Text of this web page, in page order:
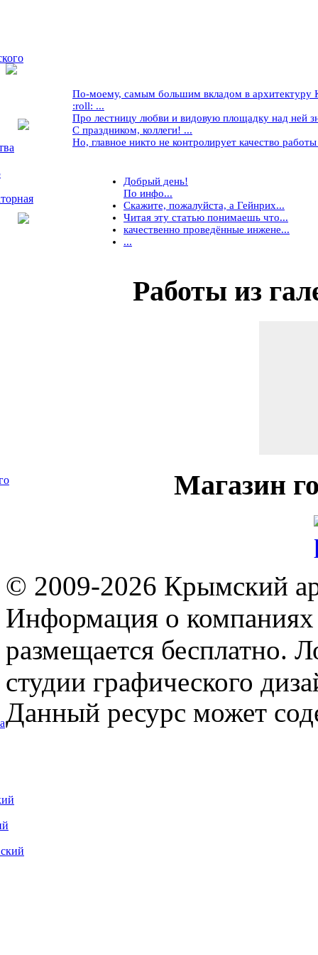
По-моему, самым большим вкладом в архитектуру
:roll: ...
Про лестницу любви и видовую площадку над ней
С праздником, коллеги! ...
Но, главное никто не контролирует качество
Добрый день!
По инфо...
Скажите, пожалуйста, а Гейнрих...
Читая эту статью понимаешь что...
качественно проведённые инжене...
...
Работыиз
Магазин
© 2009-2026 Крымский
Информация о компаниях
размещается бесплатно.
студии графического
Данный ресурс может